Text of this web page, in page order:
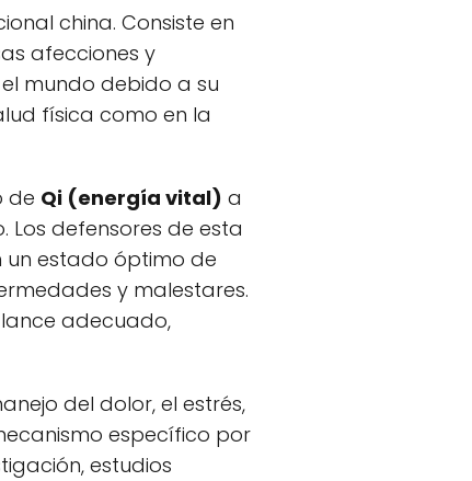
china. Consiste en
afecciones y
mundo debido a su
física como en la
de Qi (energía vital) a
defensores de esta
un estado óptimo de
y malestares.
adecuado,
del dolor, el estrés,
específico por
estudios